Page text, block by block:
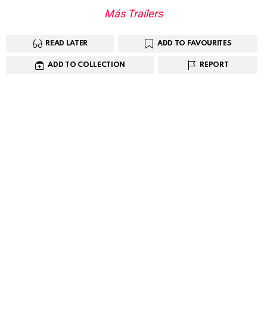
Más Trailers
READ LATER ADD TO FAVOURITES
ADD TO COLLECTION REPORT